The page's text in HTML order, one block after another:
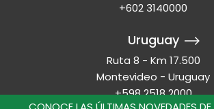
+602 3140000
Uruguay
Ruta 8 - Km 17.500
Montevideo - Uruguay
+598 2518 2000